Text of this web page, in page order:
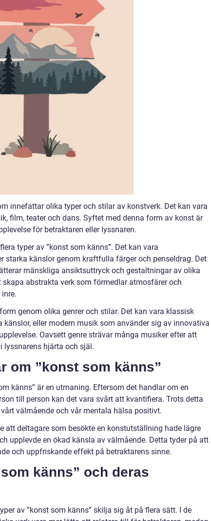
innefattar olika typer och stilar av konstverk. Det kan vara
film, teater och dans. Syftet med denna form av konst är
för betraktaren eller lyssnaren.
typer av ”konst som känns”. Det kan vara
starka känslor genom kraftfulla färger och penseldrag. Det
mänskliga ansiktsuttryck och gestaltningar av olika
abstrakta verk som förmedlar atmosfärer och
genom olika genrer och stilar. Det kan vara klassisk
eller modern musik som använder sig av innovativa
Oavsett genre strävar många musiker efter att
lyssnarens hjärta och själ.
om ”konst som känns”
känns” är en utmaning. Eftersom det handlar om en
till person kan det vara svårt att kvantifiera. Trots detta
välmående och vår mentala hälsa positivt.
att deltagare som besökte en konstutställning hade lägre
upplevde en ökad känsla av välmående. Detta tyder på att
och uppfriskande effekt på betraktarens sinne.
känns” och deras
av ”konst som känns” skilja sig åt på flera sätt. I de